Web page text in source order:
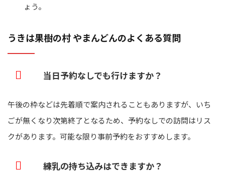
ょう。
うきは果樹の村 やまんどんのよくある質問
当日予約なしでも行けますか？
午後の枠などは先着順で案内されることもありますが、いち
ごが無くなり次第終了となるため、予約なしでの訪問はリス
クがあります。可能な限り事前予約をおすすめします。
練乳の持ち込みはできますか？